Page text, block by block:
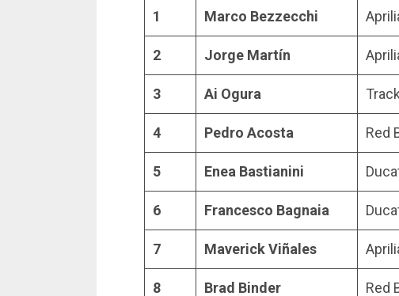
1 Marco Bezzecchi
2 Jorge Martín
3 Ai Ogura
4 Pedro Acosta Red
5 Enea Bastianini
6 Francesco Bagnaia
7 Maverick Viñales
8 Brad Binder Red